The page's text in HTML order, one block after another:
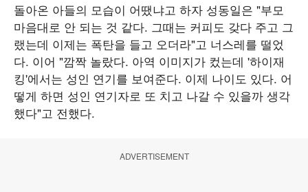
돌아온 아들의 모습이 어땠냐고 하자 성동일은 "부모
마음대로 안 되는 것 같다. 그때는 커피도 갖다 주고 그
랬는데 이제는 폭탄을 들고 오더라"고 너스레를 떨었
다. 이어 "깜짝 놀랐다. 아역 이미지가 컸는데 '하이재
킹'에서는 성인 연기를 보여준다. 이제 나이도 있다. 어
떻게 하면 성인 연기자로 또 치고 나갈 수 있을까 생각
했다"고 전했다.
ADVERTISEMENT